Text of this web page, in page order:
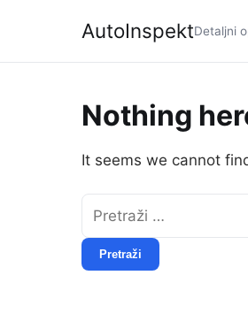
AutoInspektDetaljni
Nothing
It seems we cannot